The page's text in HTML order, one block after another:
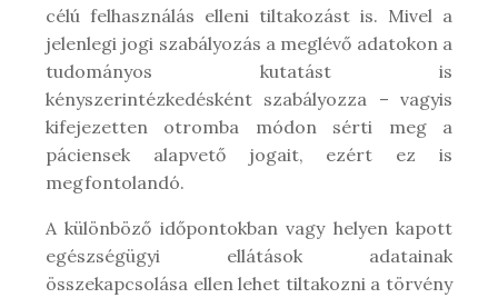
célú felhasználás elleni tiltakozást is. Mivel a
jelenlegi jogi szabályozás a meglévő adatokon a
tudományos kutatást is
kényszerintézkedésként szabályozza – vagyis
kifejezetten otromba módon sérti meg a
páciensek alapvető jogait, ezért ez is
megfontolandó.
A különböző időpontokban vagy helyen kapott
egészségügyi ellátások adatainak
összekapcsolása ellen lehet tiltakozni a törvény